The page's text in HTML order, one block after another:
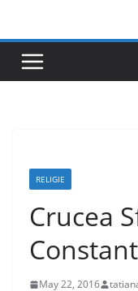
content
RELIGIE
Crucea
May 22, 2016